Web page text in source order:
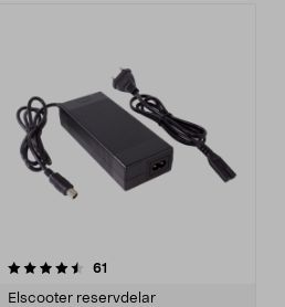
61
Elscooter reservdelar
4.5 av 5 stjärnor